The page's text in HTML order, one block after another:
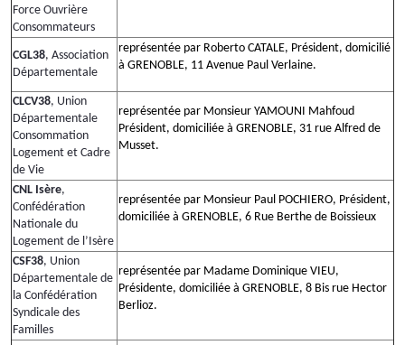
Force Ouvrière
Consommateurs
CGL38, Association
Départementale
représentée par Roberto CATALE, Président, domicilié
à GRENOBLE, 11 Avenue Paul Verlaine.
CLCV38, Union
Départementale
Consommation
Logement et Cadre
de Vie
représentée par Monsieur YAMOUNI Mahfoud
Président, domiciliée à GRENOBLE, 31 rue Alfred de
Musset.
CNL Isère,
Confédération
Nationale du
Logement de l’Isère
représentée par Monsieur Paul POCHIERO, Président,
domiciliée à GRENOBLE, 6 Rue Berthe de Boissieux
CSF38, Union
Départementale de
la Confédération
Syndicale des
Familles
représentée par Madame Dominique VIEU,
Présidente, domiciliée à GRENOBLE, 8 Bis rue Hector
Berlioz.